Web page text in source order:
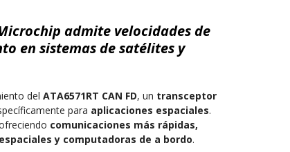
admite velocidades de
en sistemas de satélites y
del ATA6571RT CAN FD, un transceptor
para aplicaciones espaciales.
comunicaciones más rápidas,
y computadoras de a bordo.